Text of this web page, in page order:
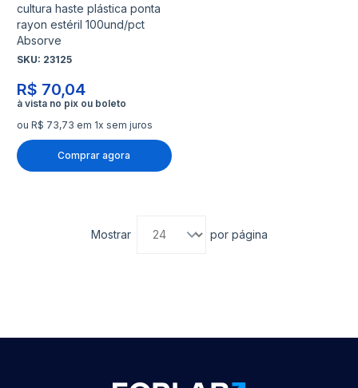
cultura haste plástica ponta
rayon estéril 100und/pct
Absorve
SKU: 23125
R$ 70,04
ou R$ 73,73 em 1x sem juros
Comprar agora
Mostrar por página